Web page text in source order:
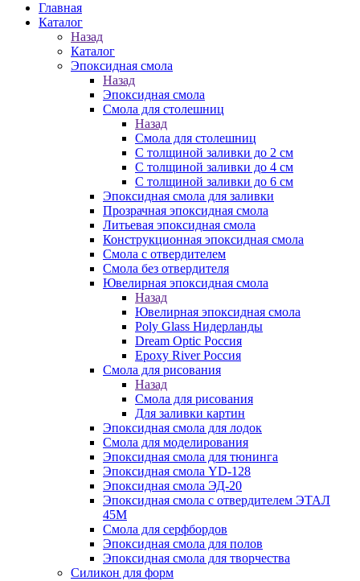
Главная
Каталог
Назад
Каталог
Эпоксидная смола
Назад
Эпоксидная смола
Смола для столешниц
Назад
Смола для столешниц
С толщиной заливки до 2 см
С толщиной заливки до 4 см
С толщиной заливки до 6 см
Эпоксидная смола для заливки
Прозрачная эпоксидная смола
Литьевая эпоксидная смола
Конструкционная эпоксидная смола
Смола с отвердителем
Смола без отвердителя
Ювелирная эпоксидная смола
Назад
Ювелирная эпоксидная смола
Poly Glass Нидерланды
Dream Optic Россия
Epoxy River Россия
Смола для рисования
Назад
Смола для рисования
Для заливки картин
Эпоксидная смола для лодок
Смола для моделирования
Эпоксидная смола для тюнинга
Эпоксидная смола YD-128
Эпоксидная смола ЭД-20
Эпоксидная смола с отвердителем ЭТАЛ
45М
Смола для серфбордов
Эпоксидная смола для полов
Эпоксидная смола для творчества
Силикон для форм